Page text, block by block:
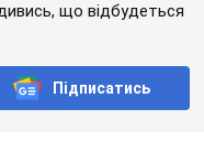
що відбудеться
Підписатись